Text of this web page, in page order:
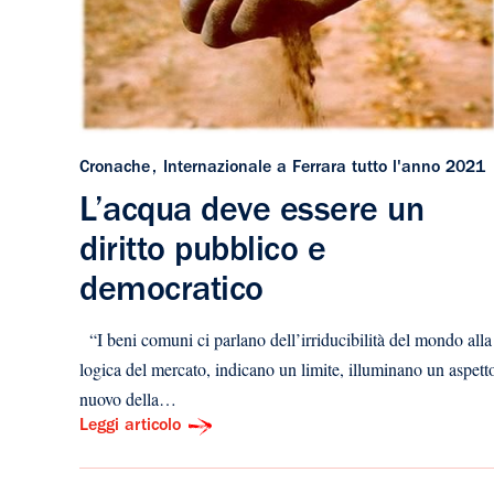
Cronache Internazionale a Ferrara tutto l'anno 2021
L’acqua deve essere un
diritto pubblico e
democratico
“I beni comuni ci parlano dell’irriducibilità del mondo alla
logica del mercato, indicano un limite, illuminano un
nuovo della…
Leggi articolo